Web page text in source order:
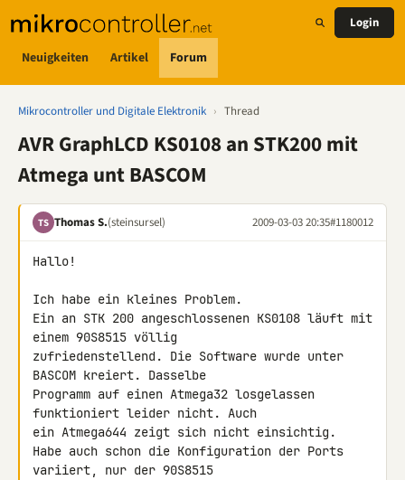
Neuigkeiten Artikel Forum
Login
Mikrocontroller und Digitale Elektronik › Thread
AVR GraphLCD KS0108 an STK200 mit
Atmega unt BASCOM
TS Thomas S.(steinsursel) 2009-03-03 20:35#1180012
Hallo!
Ich habe ein kleines Problem.
Ein an STK 200 angeschlossenen KS0108 läuft mit
einem 90S8515 völlig
zufriedenstellend. Die Software wurde unter
BASCOM kreiert. Dasselbe
Programm auf einen Atmega32 losgelassen
funktioniert leider nicht. Auch
ein Atmega644 zeigt sich nicht einsichtig.
Habe auch schon die Konfiguration der Ports
variiert, nur der 90S8515